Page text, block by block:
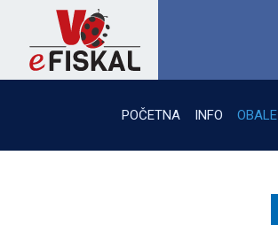
POČETNA INFO OBALE